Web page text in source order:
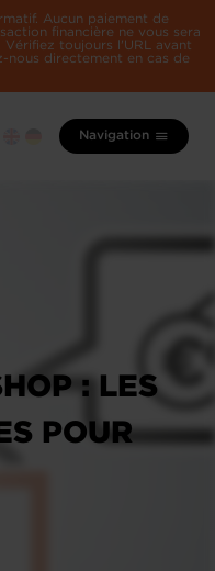
Aucun paiement de
financière ne vous sera
toujours l'URL avant
nous directement en cas de
Navigation
: LES
POUR